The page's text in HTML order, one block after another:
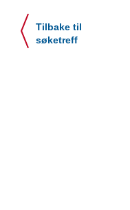
Tilbake til
søketreff